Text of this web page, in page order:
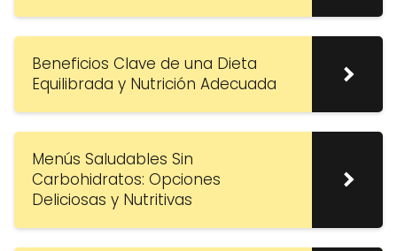
Beneficios Clave de una Dieta
Equilibrada y Nutrición Adecuada
Menús Saludables Sin
Carbohidratos: Opciones
Deliciosas y Nutritivas